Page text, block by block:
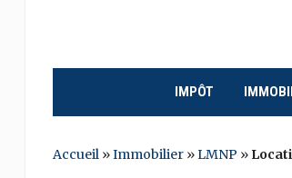
IMPÔT
Accueil»Immobilier»LMNP »